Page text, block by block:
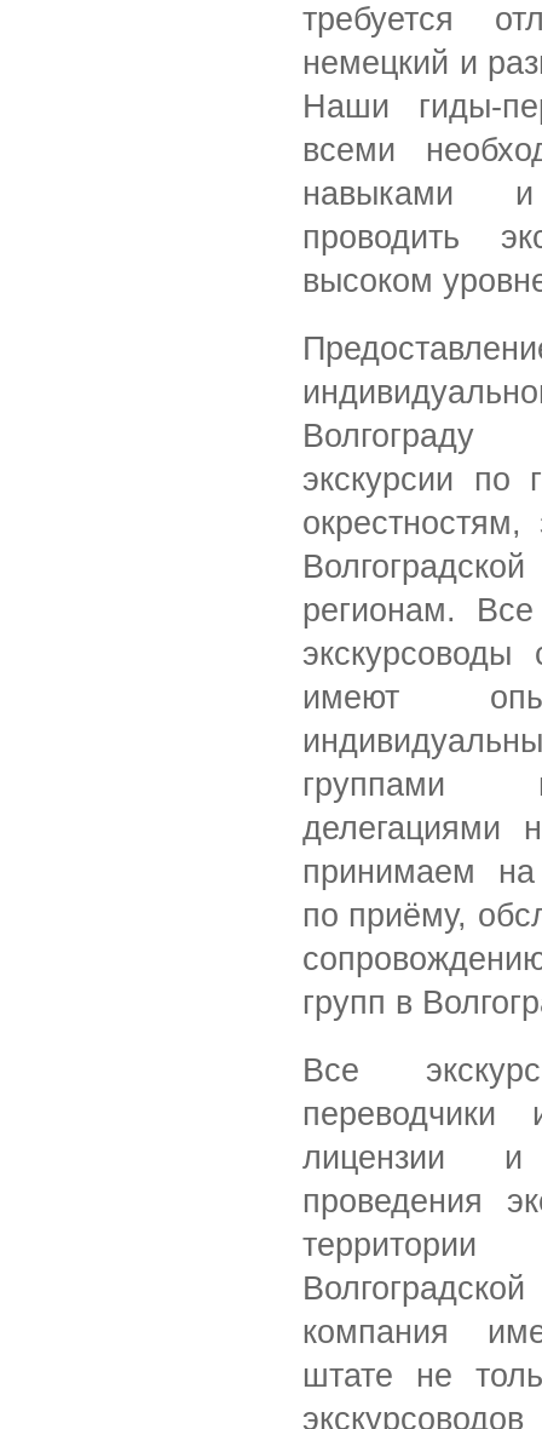
требуется
немецкий и
Наши гиды-
всеми
навыками
проводить
высоком
экскурсии по
регионам.
имеют
группами
принимаем на
по приёму,
групп в
Все
переводчики
лицензии
проведения
компания
штате не